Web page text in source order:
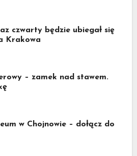
czwarty będzie ubiegał się
Krakowa
– zamek nad stawem.
w Chojnowie – dołącz do